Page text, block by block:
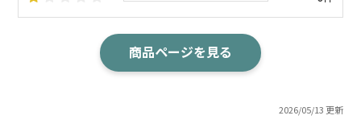
2026/05/13 更新
商品ページを見る